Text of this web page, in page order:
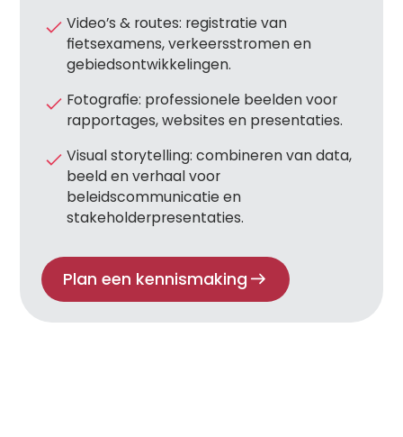
Video’s & routes: registratie van
fietsexamens, verkeersstromen en
gebiedsontwikkelingen.
Fotografie: professionele beelden voor
rapportages, websites en presentaties.
Visual storytelling: combineren van data,
beeld en verhaal voor
beleidscommunicatie en
stakeholderpresentaties.
Plan een kennismaking